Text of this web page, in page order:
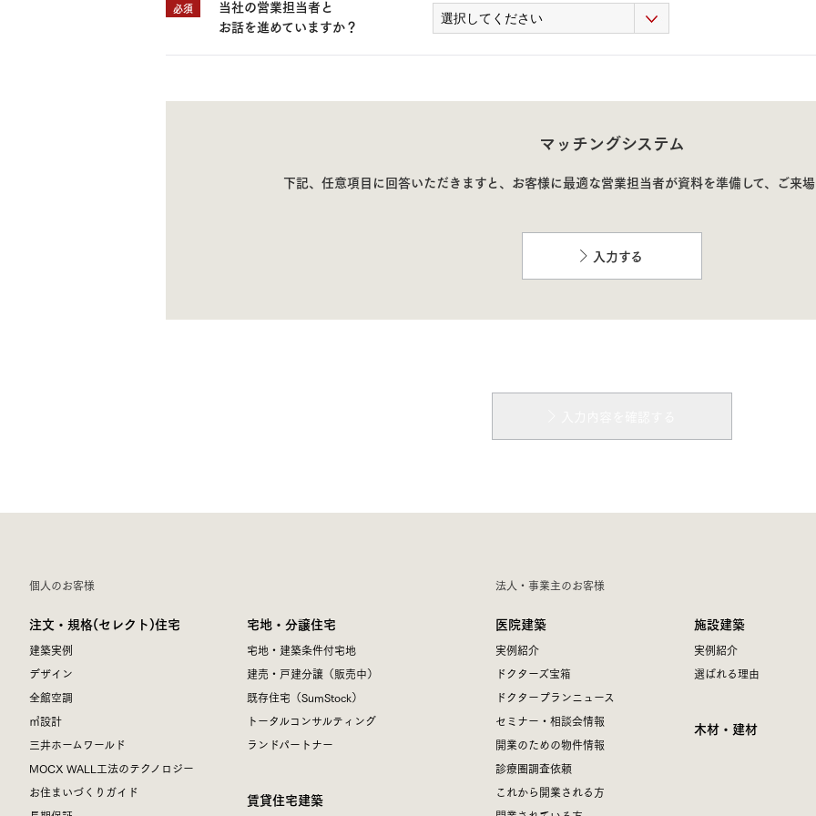
必須
当社の営業担当者と
お話を進めていますか？
マッチングシステム
下記、任意項目に回答いただきますと、お客様に最適な営業担当者が資料を準備して、 ご来
入力する
個人のお客様
注文・規格(セレクト)住宅
建築実例
デザイン
全館空調
㎥設計
三井ホームワールド
MOCX WALL工法のテクノロジー
お住まいづくりガイド
宅地・分譲住宅
宅地・建築条件付宅地
建売・戸建分譲（販売中）
既存住宅（SumStock）
トータルコンサルティング
ランドパートナー
賃貸住宅建築
法人・事業主のお客様
医院建築
実例紹介
ドクターズ宝箱
ドクタープランニュース
セミナー・相談会情報
開業のための物件情報
診療圏調査依頼
これから開業される方
施設建築
実例紹介
選ばれる理由
木材・建材